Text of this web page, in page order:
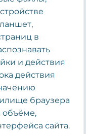
в
и действия
действия
браузера
объёме,
сайта.